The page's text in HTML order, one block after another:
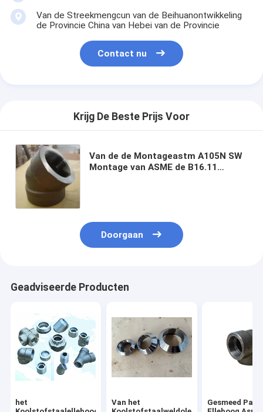
Van de Streekmengcun van de Beihuanontwikkeling
de Provincie China van Hebei van de Provincie
Contact nu
Krijg De Beste Prijs Voor
Van de de Montageastm A105N SW
Montage van ASME de B16.11
Doorgaan
Geadviseerde Producten
het
Van het
Gesmeed